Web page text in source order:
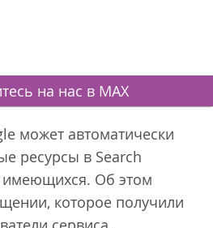
на нас в MAX
может автоматически
ресурсы в Search
имеющихся. Об этом
которое получили